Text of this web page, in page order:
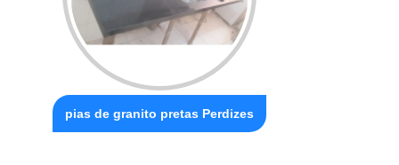
pias de granito pretas Perdizes